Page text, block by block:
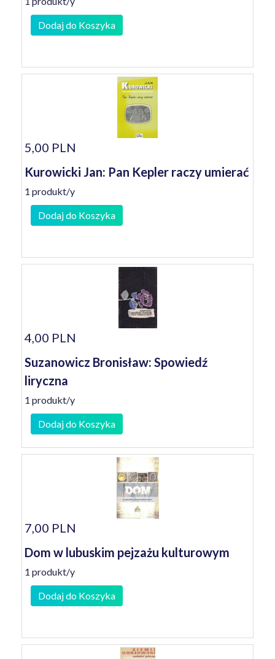
Dodaj do Koszyka
5,00 PLN
Kurowicki Jan: Pan Kepler raczy umierać
1 produkt/y
Dodaj do Koszyka
4,00 PLN
Suzanowicz Bronisław: Spowiedź
liryczna
1 produkt/y
Dodaj do Koszyka
7,00 PLN
Dom w lubuskim pejzażu kulturowym
1 produkt/y
Dodaj do Koszyka